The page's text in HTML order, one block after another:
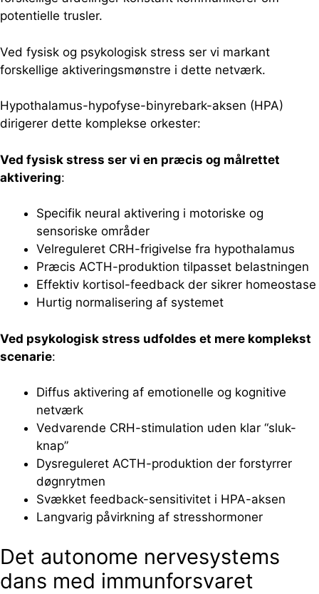
potentielle trusler.
Ved fysisk og psykologisk stress ser vi markant
forskellige aktiveringsmønstre i dette netværk.
Hypothalamus-hypofyse-binyrebark-aksen (HPA)
dirigerer dette komplekse orkester:
Ved fysisk stress ser vi en præcis og målrettet
aktivering:
Specifik neural aktivering i motoriske og
sensoriske områder
Velreguleret CRH-frigivelse fra hypothalamus
Præcis ACTH-produktion tilpasset belastningen
Effektiv kortisol-feedback der sikrer homeostase
Hurtig normalisering af systemet
Ved psykologisk stress udfoldes et mere komplekst
scenarie:
Diffus aktivering af emotionelle og kognitive
netværk
Vedvarende CRH-stimulation uden klar “sluk-
knap”
Dysreguleret ACTH-produktion der forstyrrer
døgnrytmen
Svækket feedback-sensitivitet i HPA-aksen
Langvarig påvirkning af stresshormoner
Det autonome nervesystems
dans med immunforsvaret